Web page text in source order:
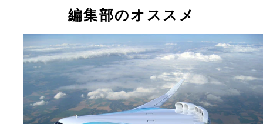
編集部のオススメ